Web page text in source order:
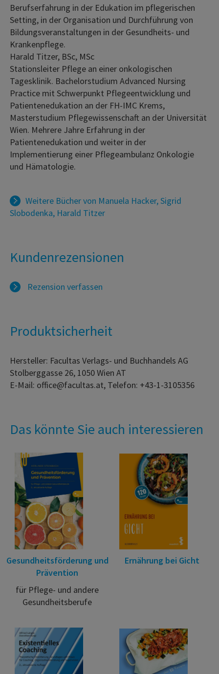
Berufserfahrung in der Edukation im pflegerischen
Setting, in der Organisation und Durchführung von
Bildungsveranstaltungen in der Gesundheits- und
Krankenpflege.
Harald Titzer, BSc, MSc
Stationsleiter Pflege an einer onkologischen
Tagesklinik. Bachelorstudium Advanced Nursing
Practice mit Schwerpunkt Pflegeentwicklung und
Patientenedukation an der FH-IMC Krems,
Masterstudium Pflegewissenschaft an der Universität
Wien. Mehrere Jahre Erfahrung in der
Patientenedukation und weiter in der
Implementierung einer Pflegeambulanz Onkologie
und Hämatologie.
Weitere Bücher von Manuela Hacker,Sigrid
Slobodenka, Harald Titzer
Kundenrezensionen
Rezension verfassen
Produktsicherheit
Hersteller: Facultas Verlags- und Buchhandels AG
Stolberggasse 26, 1050 Wien AT
E-Mail: office@facultas.at, Telefon: +43-1-3105356
Das könnte Sie auch interessieren
Gesundheitsförderung und
Prävention
für Pflege- und andere
Gesundheitsberufe
Ernährung bei Gicht